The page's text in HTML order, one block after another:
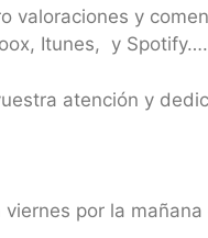
valoraciones y
Itunes, y Spotify….
atención y
por la